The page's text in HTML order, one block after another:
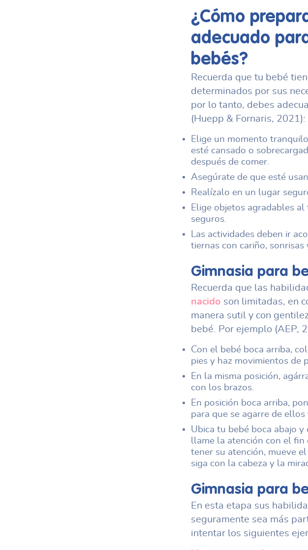
¿Cómo
adecuado
bebés?
Recuerda que tu bebé
determinados por sus
por lo tanto, debes
(Huepp & Fornaris, 2021):
Elige un momento
esté cansado o
después de comer.
Asegúrate de que esté
Realízalo en un lugar
Elige objetos agradables
seguros.
Las actividades deben ir
tiernas con cariño, sonrisas
Gimnasia para
Recuerda que las
nacido son limitadas, en
manera sutil y con
bebé. Por ejemplo (AEP,
Con el bebé boca arriba,
pies y haz movimientos de
En la misma posición,
con los brazos.
En posición boca arriba,
para que se agarre de
Ubica tu bebé boca abajo
llame la atención con el
tener su atención, mueve
siga con la cabeza y la
Gimnasia para
En esta etapa sus
seguramente sea más
intentar los siguientes